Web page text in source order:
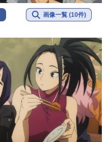
画像一覧 (10件)